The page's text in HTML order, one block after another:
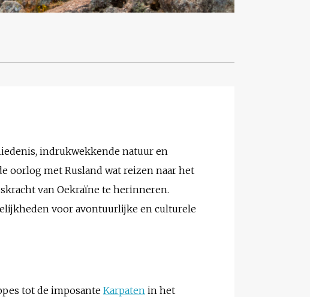
indrukwekkende natuur en
oorlog met Rusland wat reizen naar het
van Oekraïne te herinneren.
voor avontuurlijke en culturele
tot de imposante Karpaten in het